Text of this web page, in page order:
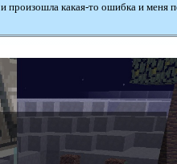
произошла какая-то ошибка и меня